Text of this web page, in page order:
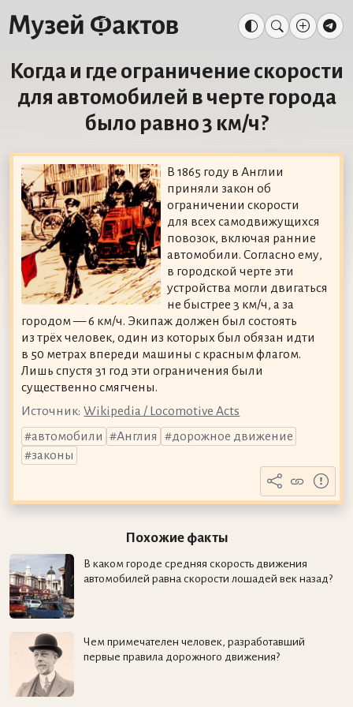
Когда и где ограничение скорости
для автомобилей в черте города
было равно 3 км/ч?
В 1865 году в Англии
приняли закон об
ограничении скорости
для всех самодвижущихся
повозок, включая ранние
автомобили. Согласно ему,
в городской черте эти
устройства могли двигаться
не быстрее 3 км/ч, а за
городом — 6 км/ч. Экипаж должен был состоять
из трёх человек, один из которых был обязан идти
в 50 метрах впереди машины с красным флагом.
Лишь спустя 31 год эти ограничения были
существенно смягчены.
Источник: Wikipedia / Locomotive Acts
автомобили
Англия
дорожное движение
законы
Похожие факты
В каком городе средняя скорость движения
автомобилей равна скорости лошадей век назад?
Чем примечателен человек, разработавший
первые правила дорожного движения?